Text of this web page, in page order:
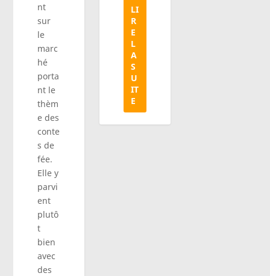
nt
sur
le
marc
hé
porta
nt le
thèm
e des
conte
s de
fée.
Elle y
parvi
ent
plutô
t
bien
avec
des
LI
R
E
L
A
S
U
IT
E